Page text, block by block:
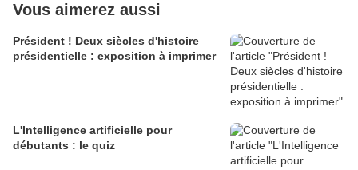
Vous aimerez aussi
Président ! Deux siècles d'histoire
présidentielle : exposition à imprimer
L'Intelligence artificielle pour
débutants : le quiz